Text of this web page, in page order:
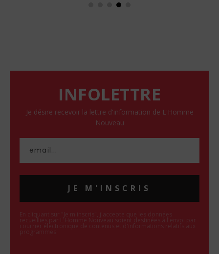
INFOLETTRE
Je désire recevoir la lettre d'information de L'Homme
Nouveau
JE M'INSCRIS
En cliquant sur "Je m'inscris", j'accepte que les données
recueillies par L'Homme Nouveau soient destinées à l'envoi par
courrier électronique de contenus et d'informations relatifs aux
programmes.